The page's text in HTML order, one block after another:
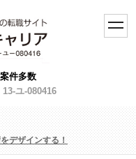
toggle
件多数
ユ-080416
デザインする！